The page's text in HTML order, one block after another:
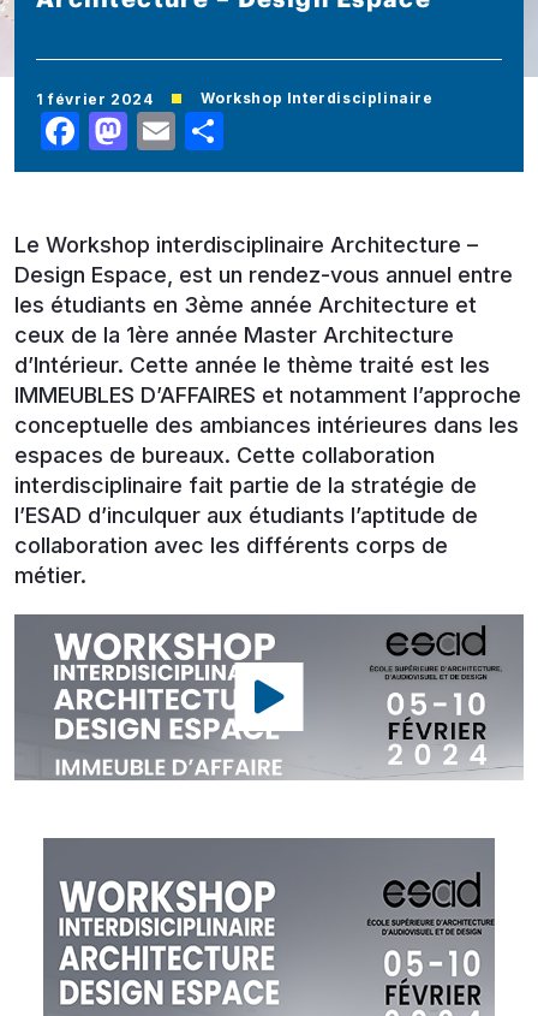
1 février 2024 Workshop Interdisciplinaire
Facebook
Mastodon
Email
Le Workshop interdisciplinaire Architecture –
Design Espace, est un rendez-vous annuel entre
les étudiants en 3ème année Architecture et
ceux de la 1ère année Master Architecture
d’Intérieur. Cette année le thème traité est les
IMMEUBLES D’AFFAIRES et notamment l’approche
conceptuelle des ambiances intérieures dans les
espaces de bureaux. Cette collaboration
interdisciplinaire fait partie de la stratégie de
l’ESAD d’inculquer aux étudiants l’aptitude de
collaboration avec les différents corps de
métier.